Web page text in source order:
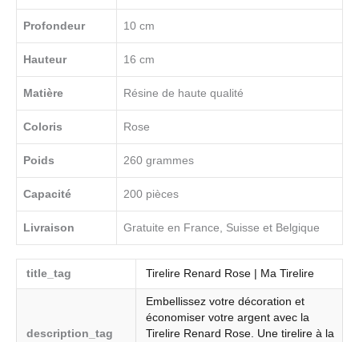
Profondeur 10 cm
Hauteur 16 cm
Matière Résine de haute qualité
Coloris Rose
Poids 260 grammes
Capacité 200 pièces
Livraison Gratuite en France, Suisse et Belgique
title_tag Tirelire Renard Rose | Ma Tirelire
description_tag
Embellissez votre décoration et
économiser votre argent avec la
Tirelire Renard Rose. Une tirelire à la